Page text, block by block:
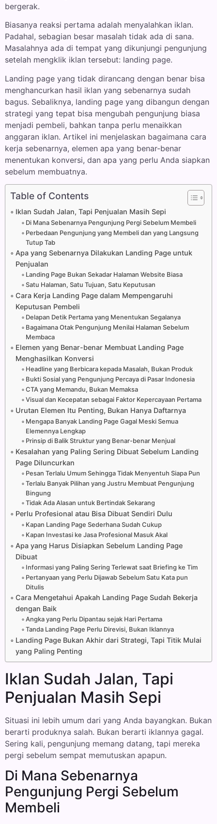
bergerak.
Biasanya reaksi pertama adalah menyalahkan iklan.
Padahal, sebagian besar masalah tidak ada di sana.
Masalahnya ada di tempat yang dikunjungi pengunjung
setelah mengklik iklan tersebut: landing page.
Landing page yang tidak dirancang dengan benar bisa
menghancurkan hasil iklan yang sebenarnya sudah
bagus. Sebaliknya, landing page yang dibangun dengan
strategi yang tepat bisa mengubah pengunjung biasa
menjadi pembeli, bahkan tanpa perlu menaikkan
anggaran iklan. Artikel ini menjelaskan bagaimana cara
kerja sebenarnya, elemen apa yang benar-benar
menentukan konversi, dan apa yang perlu Anda siapkan
sebelum membuatnya.
Table of Contents
Iklan Sudah Jalan, Tapi Penjualan Masih Sepi
Di Mana Sebenarnya Pengunjung Pergi Sebelum Membeli
Perbedaan Pengunjung yang Membeli dan yang Langsung
Tutup Tab
Apa yang Sebenarnya Dilakukan Landing Page untuk
Penjualan
Landing Page Bukan Sekadar Halaman Website Biasa
Satu Halaman, Satu Tujuan, Satu Keputusan
Cara Kerja Landing Page dalam Mempengaruhi
Keputusan Pembeli
Delapan Detik Pertama yang Menentukan Segalanya
Bagaimana Otak Pengunjung Menilai Halaman Sebelum
Membaca
Elemen yang Benar-benar Membuat Landing Page
Menghasilkan Konversi
Headline yang Berbicara kepada Masalah, Bukan Produk
Bukti Sosial yang Pengunjung Percaya di Pasar Indonesia
CTA yang Memandu, Bukan Memaksa
Visual dan Kecepatan sebagai Faktor Kepercayaan Pertama
Urutan Elemen Itu Penting, Bukan Hanya Daftarnya
Mengapa Banyak Landing Page Gagal Meski Semua
Elemennya Lengkap
Prinsip di Balik Struktur yang Benar-benar Menjual
Kesalahan yang Paling Sering Dibuat Sebelum Landing
Page Diluncurkan
Pesan Terlalu Umum Sehingga Tidak Menyentuh Siapa Pun
Terlalu Banyak Pilihan yang Justru Membuat Pengunjung
Bingung
Tidak Ada Alasan untuk Bertindak Sekarang
Perlu Profesional atau Bisa Dibuat Sendiri Dulu
Kapan Landing Page Sederhana Sudah Cukup
Kapan Investasi ke Jasa Profesional Masuk Akal
Apa yang Harus Disiapkan Sebelum Landing Page
Dibuat
Informasi yang Paling Sering Terlewat saat Briefing ke Tim
Pertanyaan yang Perlu Dijawab Sebelum Satu Kata pun
Ditulis
Cara Mengetahui Apakah Landing Page Sudah Bekerja
dengan Baik
Angka yang Perlu Dipantau sejak Hari Pertama
Tanda Landing Page Perlu Direvisi, Bukan Iklannya
Landing Page Bukan Akhir dari Strategi, Tapi Titik Mulai
yang Paling Penting
Iklan Sudah Jalan, Tapi
Penjualan Masih Sepi
Situasi ini lebih umum dari yang Anda bayangkan. Bukan
berarti produknya salah. Bukan berarti iklannya gagal.
Sering kali, pengunjung memang datang, tapi mereka
pergi sebelum sempat memutuskan apapun.
Di Mana Sebenarnya
Pengunjung Pergi Sebelum
Membeli